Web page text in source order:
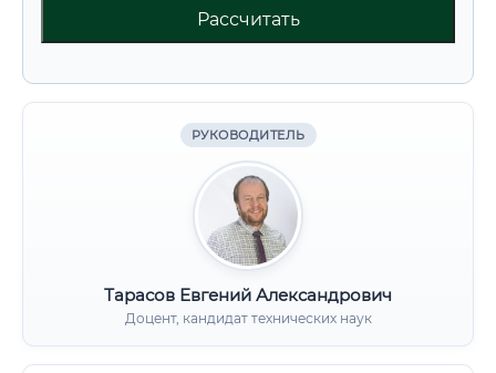
Рассчитать
РУКОВОДИТЕЛЬ
Тарасов Евгений Александрович
Доцент, кандидат технических наук